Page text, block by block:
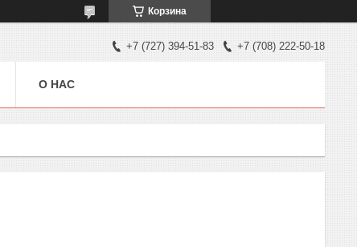
Корзина
+7 (727) 394-51-83 +7 (708) 222-50-18
О НАС